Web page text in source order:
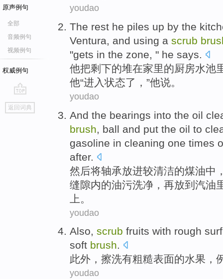
原声例句
全部
音频例句
视频例句
权威例句
go
top
返回词典
youdao
The rest he piles up by the
Ventura, and using a scrub
"gets in the zone, " he says.
他把剩下的堆在家里的厨房水池
他“进入状态了，”他说。
youdao
And the bearings into the oil
brush
ball and put the oil to
gasoline in cleaning one times
after.
然后将轴承放进较清洁的煤油中
缝隙内的油污洗净 ， 再放到 汽油
上 。
youdao
Also, scrub fruits with rough
soft brush.
此外 ， 擦洗有粗糙表面的水果 ，
youdao